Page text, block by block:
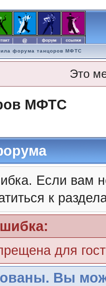
форума танцоров МФТС
Это
МФТС
Если вам
к
для
Вы